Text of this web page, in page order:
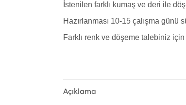
İstenilen farklı kumaş ve deri ile
Hazırlanması 10-15 çalışma günü
Farklı renk ve döşeme talebiniz
Açıklama